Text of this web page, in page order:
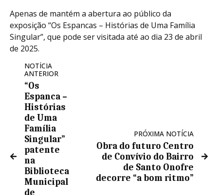
Apenas de mantém a abertura ao público da
exposição “Os Espancas – Histórias de Uma Família
Singular”, que pode ser visitada até ao dia 23 de abril
de 2025.
NOTÍCIA
ANTERIOR
“Os
Espanca –
Histórias
de Uma
Família
Singular”
patente
na
Biblioteca
Municipal
de
PRÓXIMA NOTÍCIA
Obra do futuro Centro
de Convívio do Bairro
de Santo Onofre
decorre “a bom ritmo”